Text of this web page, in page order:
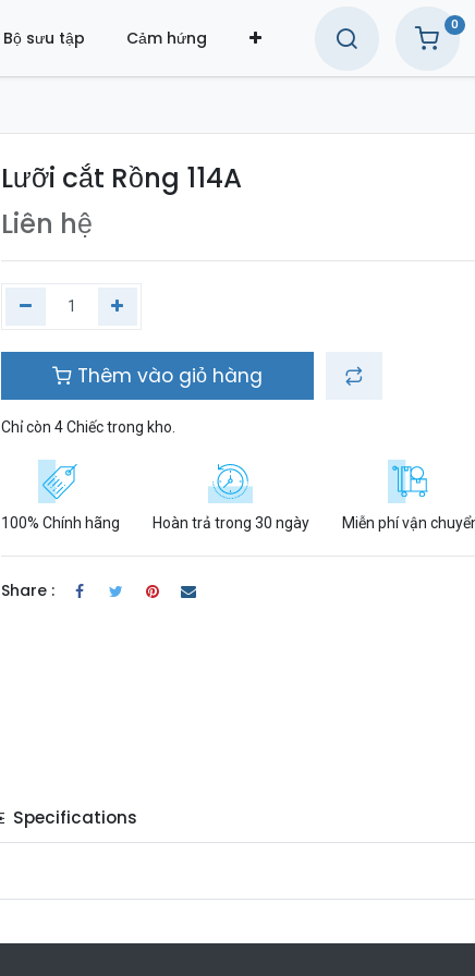
Bộ sưu tập Cảm hứng
0
Lưỡi cắt Rồng 114A
Liên hệ
Thêm vào giỏ hàng
Chỉ còn 4 Chiếc trong kho.
100% Chính hãng Hoàn trả trong 30 ngày Miễn phí vận
Share :
Specifications